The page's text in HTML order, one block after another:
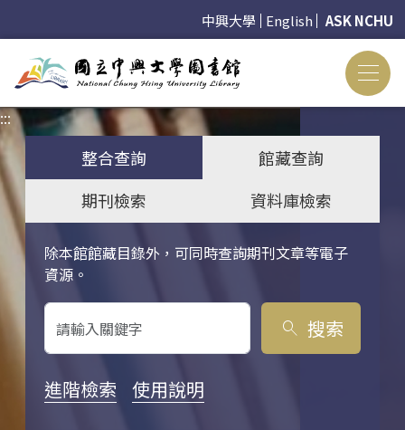
中興大學 English ASK NCHU
:::
整合查詢
館藏查詢
期刊檢索
資料庫檢索
除本館館藏目錄外，可同時查詢期刊文章等電子
資源。
關鍵字搜尋
search 搜索
進階檢索 使用說明